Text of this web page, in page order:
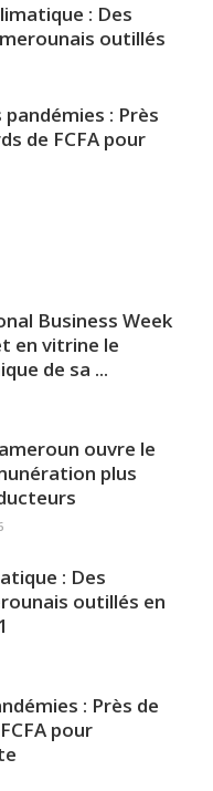
: Des
outillés
: Près
de FCFA pour
Business Week
en vitrine le
de sa ...
ouvre le
plus
: Des
outillés en
: Près de
pour